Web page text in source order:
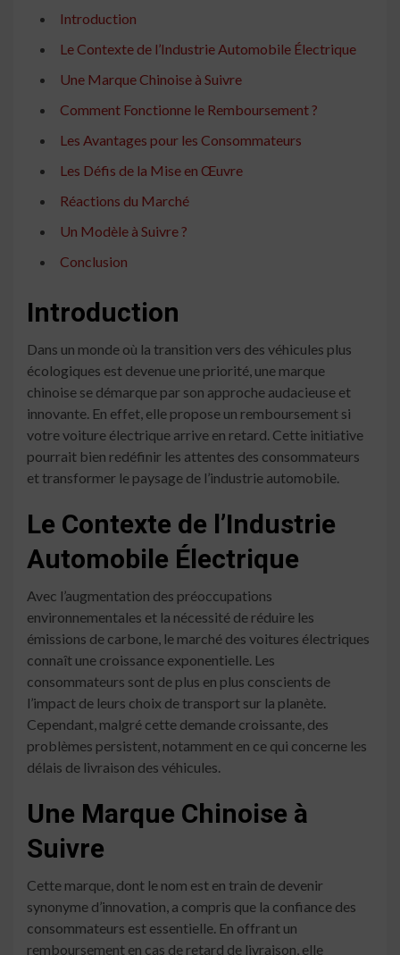
Introduction
Le Contexte de l’Industrie Automobile Électrique
Une Marque Chinoise à Suivre
Comment Fonctionne le Remboursement ?
Les Avantages pour les Consommateurs
Les Défis de la Mise en Œuvre
Réactions du Marché
Un Modèle à Suivre ?
Conclusion
Introduction
Dans un monde où la transition vers des véhicules plus
écologiques est devenue une priorité, une marque
chinoise se démarque par son approche audacieuse et
innovante. En effet, elle propose un remboursement si
votre voiture électrique arrive en retard. Cette initiative
pourrait bien redéfinir les attentes des consommateurs
et transformer le paysage de l’industrie automobile.
Le Contexte de l’Industrie
Automobile Électrique
Avec l’augmentation des préoccupations
environnementales et la nécessité de réduire les
émissions de carbone, le marché des voitures électriques
connaît une croissance exponentielle. Les
consommateurs sont de plus en plus conscients de
l’impact de leurs choix de transport sur la planète.
Cependant, malgré cette demande croissante, des
problèmes persistent, notamment en ce qui concerne les
délais de livraison des véhicules.
Une Marque Chinoise à
Suivre
Cette marque, dont le nom est en train de devenir
synonyme d’innovation, a compris que la confiance des
consommateurs est essentielle. En offrant un
remboursement en cas de retard de livraison, elle